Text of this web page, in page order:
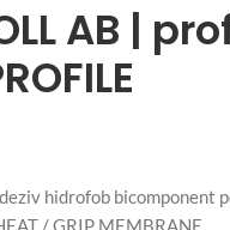
AB |
hidrofob
/ GRIP MEMBRANE.